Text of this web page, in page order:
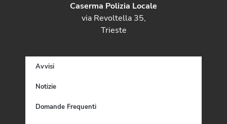
Caserma Polizia Locale
via Revoltella 35,
Trieste
Avvisi
Notizie
Domande Frequenti